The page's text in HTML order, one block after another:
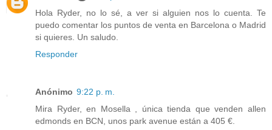
Hola Ryder, no lo sé, a ver si alguien nos lo cuenta. Te
puedo comentar los puntos de venta en Barcelona o Madrid
si quieres. Un saludo.
Responder
Anónimo 9:22 p. m.
Mira Ryder, en Mosella , única tienda que venden allen
edmonds en BCN, unos park avenue están a 405 €.